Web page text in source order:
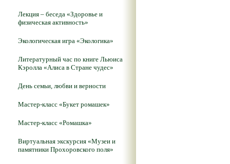
Лекция – беседа «Здоровье и
физическая активность»
Экологическая игра «Экологика»
Литературный час по книге Льюиса
Кэролла «Алиса в Стране чудес»
День семьи, любви и верности
Мастер-класс «Букет ромашек»
Мастер-класс «Ромашка»
Виртуальная экскурсия «Музеи и
памятники Прохоровского поля»